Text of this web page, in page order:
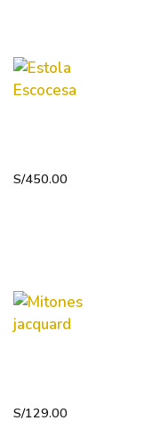
S/450.00
S/129.00